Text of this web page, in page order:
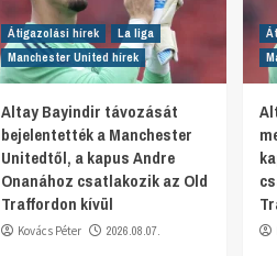
Átigazolási hírek
La liga
Manchester United hírek
Altay Bayindir távozását
bejelentették a Manchester
Unitedtől, a kapus Andre
Onanához csatlakozik az Old
Traffordon kívül
Kovács Péter 2026.08.07.